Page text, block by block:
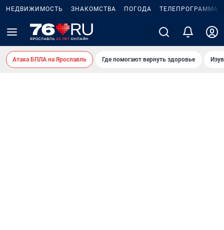
НЕДВИЖИМОСТЬ ЗНАКОМСТВА ПОГОДА ТЕЛЕПРОГРАММА
Атака БПЛА на Ярославль Где помогают вернуть здоровье